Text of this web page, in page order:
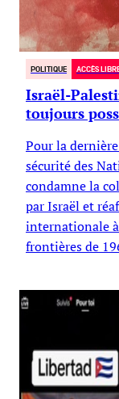
POLITIQUE ACCÈS
Israël-
toujours
Pour la
sécurité des
condamne la
par Israël et
internationale
frontières de